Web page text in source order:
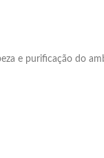
e purificação do